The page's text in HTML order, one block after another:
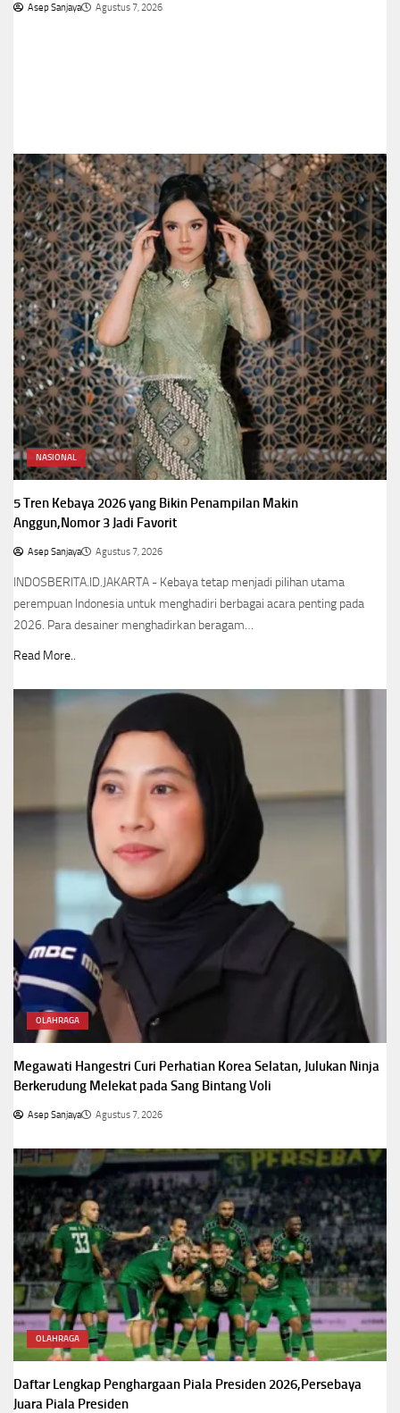
Asep Sanjaya Agustus 7, 2026
NASIONAL
5 Tren Kebaya 2026 yang Bikin Penampilan Makin
Anggun,Nomor 3 Jadi Favorit
Asep Sanjaya Agustus 7, 2026
INDOSBERITA.ID.JAKARTA - Kebaya tetap menjadi pilihan utama
perempuan Indonesia untuk menghadiri berbagai acara penting pada
2026. Para desainer menghadirkan beragam…
Read More..
OLAHRAGA
Megawati Hangestri Curi Perhatian Korea Selatan, Julukan Ninja
Berkerudung Melekat pada Sang Bintang Voli
Asep Sanjaya Agustus 7, 2026
OLAHRAGA
Daftar Lengkap Penghargaan Piala Presiden 2026,Persebaya
Juara Piala Presiden